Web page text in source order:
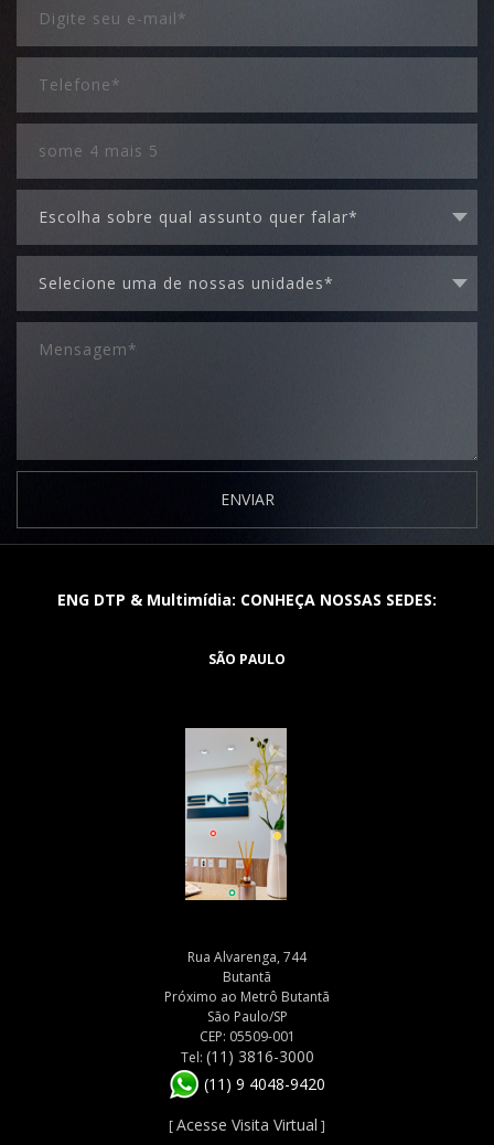
ENVIAR
ENG DTP & Multimídia: CONHEÇA NOSSAS SEDES:
SÃO PAULO
Rua Alvarenga, 744
Butantã
Próximo ao Metrô Butantã
São Paulo/SP
CEP: 05509-001
Tel: (11) 3816-3000
(11) 9 4048-9420
[Acesse Visita Virtual ]